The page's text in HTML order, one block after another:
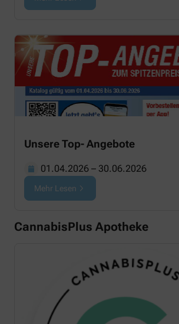
Unsere Top- Angebote
01.04.2026 – 30.06.2026
Mehr Lesen
CannabisPlus Apotheke